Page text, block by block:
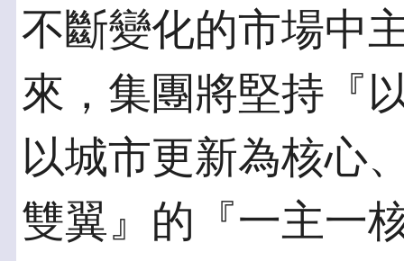
不斷變化的市場中
來，集團將堅持『
以城市更新為核心
雙翼』的『一主一